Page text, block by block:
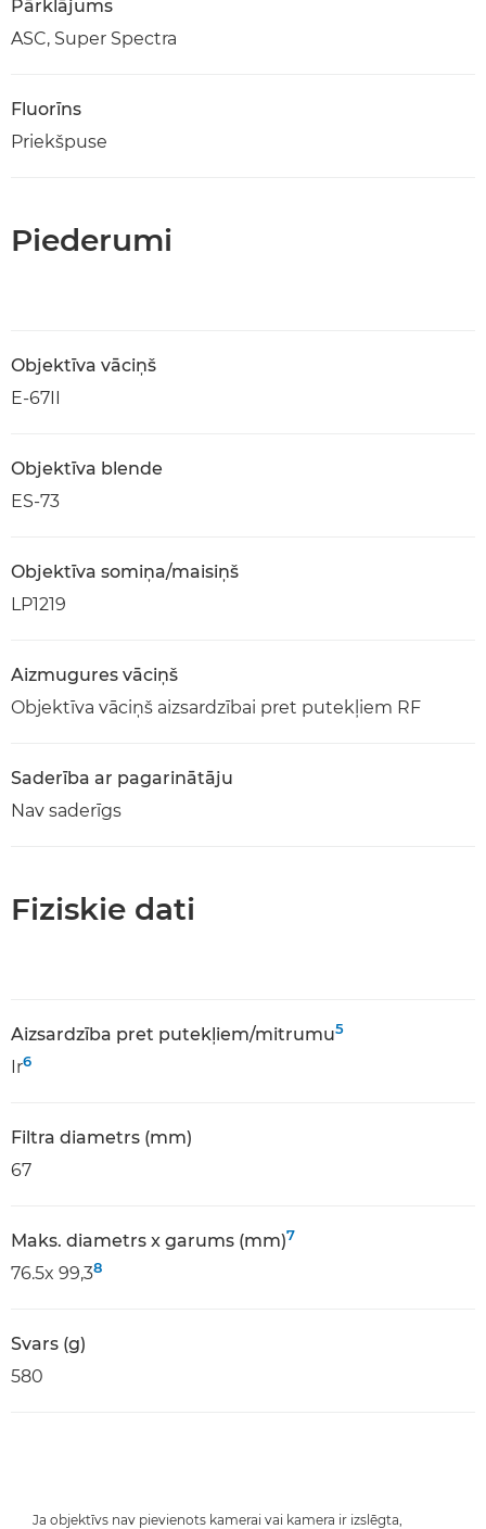
Pārklājums
ASC, Super Spectra
Fluorīns
Priekšpuse
Piederumi
Objektīva vāciņš
E-67II
Objektīva blende
ES-73
Objektīva somiņa/maisiņš
LP1219
Aizmugures vāciņš
Objektīva vāciņš aizsardzībai pret putekļiem RF
Saderība ar pagarinātāju
Nav saderīgs
Fiziskie dati
Aizsardzība pret putekļiem/mitrumu5
Ir6
Filtra diametrs (mm)
67
Maks. diametrs x garums (mm)7
76.5x 99,38
Svars (g)
580
Ja objektīvs nav pievienots kamerai vai kamera ir izslēgta,